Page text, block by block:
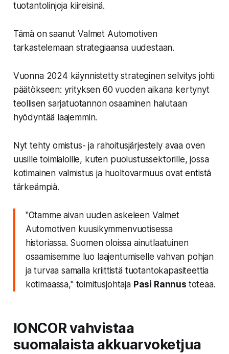
tuotantolinjoja kiireisinä.
Tämä on saanut Valmet Automotiven
tarkastelemaan strategiaansa uudestaan.
Vuonna 2024 käynnistetty strateginen selvitys johti
päätökseen: yrityksen 60 vuoden aikana kertynyt
teollisen sarjatuotannon osaaminen halutaan
hyödyntää laajemmin.
Nyt tehty omistus- ja rahoitusjärjestely avaa oven
uusille toimialoille, kuten puolustussektorille, jossa
kotimainen valmistus ja huoltovarmuus ovat entistä
tärkeämpiä.
"Otamme aivan uuden askeleen Valmet
Automotiven kuusikymmenvuotisessa
historiassa. Suomen oloissa ainutlaatuinen
osaamisemme luo laajentumiselle vahvan pohjan
ja turvaa samalla kriittistä tuotantokapasiteettia
kotimaassa,"toimitusjohtaja Pasi Rannus toteaa.
IONCOR vahvistaa
suomalaista akkuarvoketjua